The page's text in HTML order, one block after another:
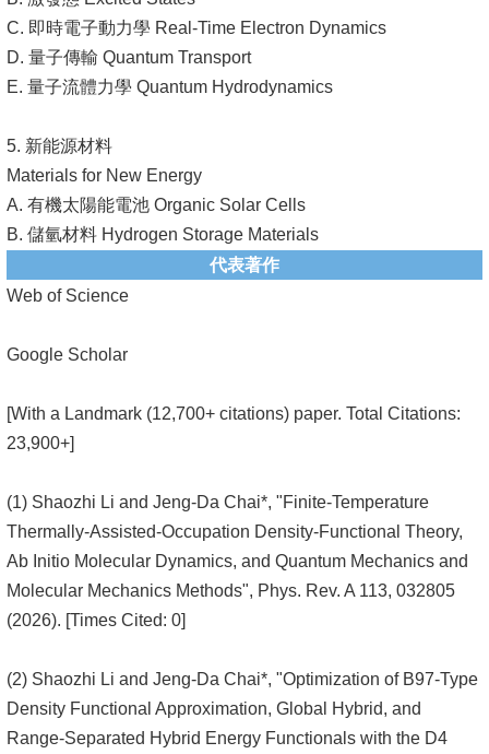
C. 即時電子動力學 Real-Time Electron Dynamics
D. 量子傳輸 Quantum Transport
E. 量子流體力學 Quantum Hydrodynamics
5. 新能源材料
Materials for New Energy
A. 有機太陽能電池 Organic Solar Cells
B. 儲氫材料 Hydrogen Storage Materials
代表著作
Web of Science
Google Scholar
[With a Landmark (12,700+ citations) paper. Total Citations:
23,900+]
(1) Shaozhi Li and Jeng-Da Chai*, "Finite-Temperature
Thermally-Assisted-Occupation Density-Functional Theory,
Ab Initio Molecular Dynamics, and Quantum Mechanics and
Molecular Mechanics Methods", Phys. Rev. A 113, 032805
(2026). [Times Cited: 0]
(2) Shaozhi Li and Jeng-Da Chai*, "Optimization of B97-Type
Density Functional Approximation, Global Hybrid, and
Range-Separated Hybrid Energy Functionals with the D4